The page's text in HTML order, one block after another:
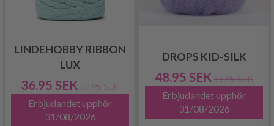
LINDEHOBBY RIBBON
LUX
36.95 SEK 73.95 SEK
Erbjudandet upphör
31/08/2026
DROPS KID-SILK
48.95 SEK 55.95 SEK
Erbjudandet upphör
31/08/2026